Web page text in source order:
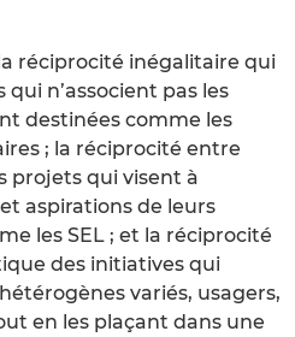
réciprocité inégalitaire qui
n’associent pas les
destinées comme les
; la réciprocité entre
projets qui visent à
aspirations de leurs
les SEL ; et la réciprocité
des initiatives qui
variés, usagers,
en les plaçant dans une